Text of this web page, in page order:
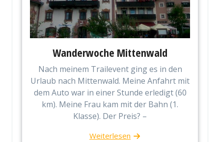
Wanderwoche Mittenwald
Nach meinem Trailevent ging es in den
Urlaub nach Mittenwald. Meine Anfahrt mit
dem Auto war in einer Stunde erledigt (60
km). Meine Frau kam mit der Bahn (1.
Klasse). Der Preis? –
Weiterlesen